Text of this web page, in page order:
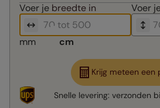
Voer je breedte in Voer
mm cm
Krijg meteen een
Snelle levering: verzonden